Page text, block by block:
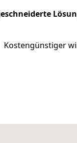
Kostengünstiger